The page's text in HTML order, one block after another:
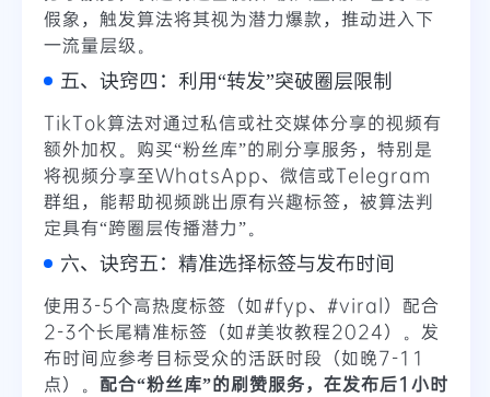
假象，触发算法将其视为潜力爆款，推动进入下
一流量层级。
五、诀窍四：利用“转发”突破圈层限制
TikTok算法对通过私信或社交媒体分享的视频有
额外加权。购买“粉丝库”的刷分享服务，特别是
将视频分享至WhatsApp、微信或Telegram
群组，能帮助视频跳出原有兴趣标签，被算法判
定具有“跨圈层传播潜力”。
六、诀窍五：精准选择标签与发布时间
使用3-5个高热度标签（如#fyp、#viral）配合
2-3个长尾精准标签（如#美妆教程2024）。发
布时间应参考目标受众的活跃时段（如晚7-11
点）。 配合“粉丝库”的刷赞服务，在发布后1小时